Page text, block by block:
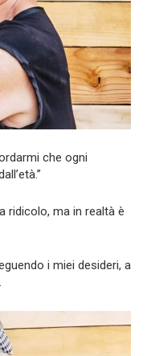
che ogni
ridicolo, ma in realtà è
i miei desideri, a